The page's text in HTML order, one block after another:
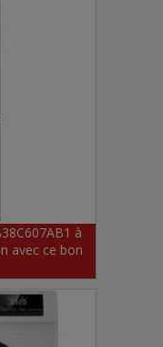
à
avec ce bon